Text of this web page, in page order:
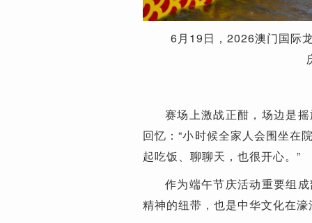
6月19日，2026澳门国际龙
赛场上激战正酣，场边是
回忆：“小时候全家人会围坐在
起吃饭、聊聊天，也很开心。”
作为端午节庆活动重要组
精神的纽带，也是中华文化在